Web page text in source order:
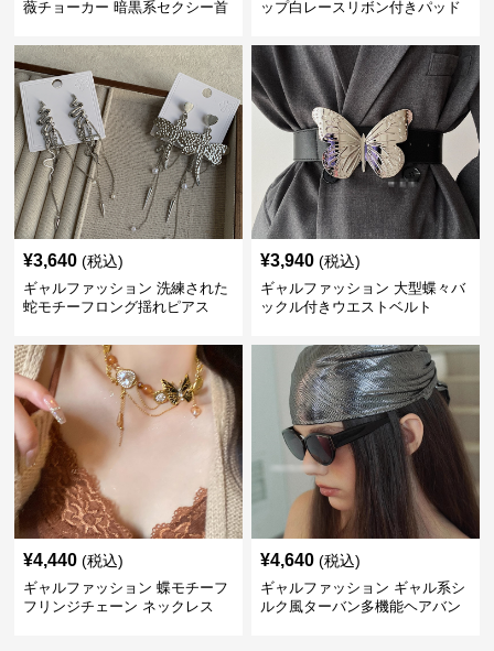
薇チョーカー 暗黒系セクシー首
ップ白レースリボン付きパッド
¥3,640 (税込)
ギャルファッション 洗練された
蛇モチーフロング揺れピアス
¥3,940 (税込)
ギャルファッション 大型蝶々バ
ックル付きウエストベルト
¥4,440 (税込)
ギャルファッション 蝶モチーフ
フリンジチェーン ネックレス
¥4,640 (税込)
ギャルファッション ギャル系シ
ルク風ターバン多機能ヘアバン